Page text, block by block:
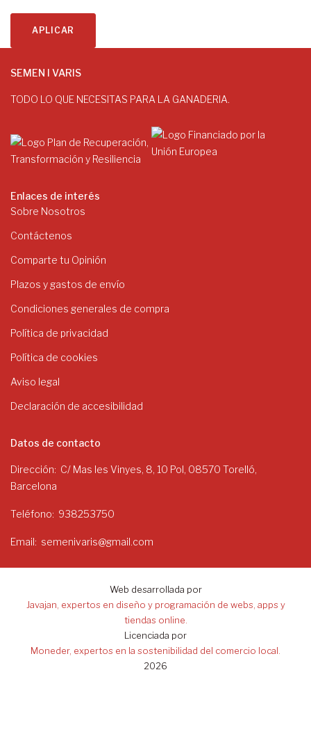
APLICAR
SEMEN I VARIS
TODO LO QUE NECESITAS PARA LA GANADERIA.
Enlaces de interés
Sobre Nosotros
Contáctenos
Comparte tu Opinión
Plazos y gastos de envío
Condiciones generales de compra
Política de privacidad
Política de cookies
Aviso legal
Declaración de accesibilidad
Datos de contacto
Dirección
C/ Mas les Vinyes, 8, 10 Pol, 08570 Torelló,
Barcelona
Teléfono 938253750
Email semenivaris@gmail.com
Web desarrollada por
Javajan, expertos en diseño y programación de webs, apps y
tiendas online.
Licenciada por
Moneder, expertos en la sostenibilidad del comercio local.
2026